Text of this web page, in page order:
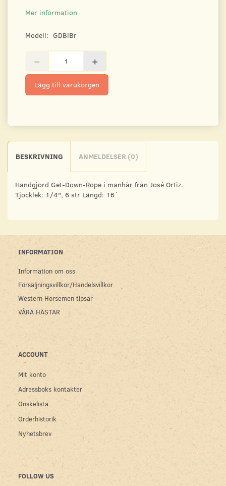
Mer information
Modell: GDBlBr
Lägg till varukorgen
BESKRIVNING ANMELDELSER (0)
Handgjord Get-Down-Rope i manhår från José Ortiz.
Tjocklek: 1/4", 6 str Längd: 16´
INFORMATION
Information om oss
Försäljningsvillkor/Handelsvillkor
Western Horsemen tipsar
VÅRA HÄSTAR
ACCOUNT
Mit konto
Adressboks kontakter
Önskelista
Orderhistorik
Nyhetsbrev
FOLLOW US